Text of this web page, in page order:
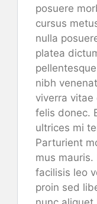
posuere
cursus
nulla
platea
nibh
viverra vitae
felis donec.
ultrices mi
Parturient
mus
facilisis leo
proin sed